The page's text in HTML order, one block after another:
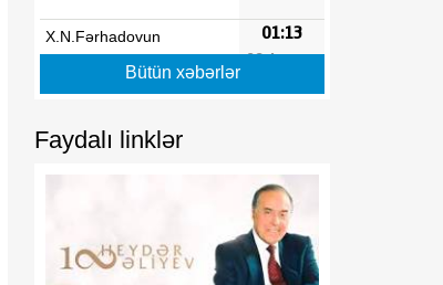
X.N.Fərhadovun
Azərbaycan
Respublikasının Pakistan
fövqəladə və səlahiyyətli
səfiri vəzifəsindən geri
çağırılması haqqında
01:13
08 Avqust
və "Media haqqında"
Azərbaycan
01:13
08 Avqust
Bütün xəbərlər
Faydalı linklər